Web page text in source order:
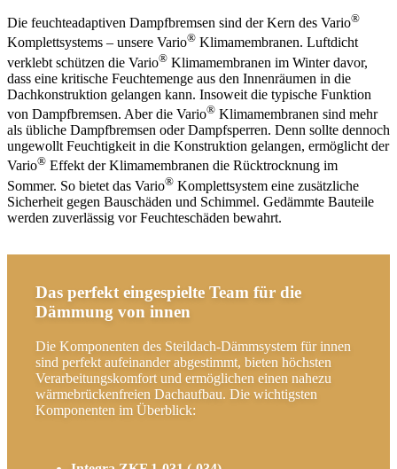
Die feuchteadaptiven Dampfbremsen sind der Kern des Vario®
Komplettsystems – unsere Vario® Klimamembranen. Luftdicht
verklebt schützen die Vario® Klimamembranen im Winter davor,
dass eine kritische Feuchtemenge aus den Innenräumen in die
Dachkonstruktion gelangen kann. Insoweit die typische Funktion
von Dampfbremsen. Aber die Vario® Klimamembranen sind mehr
als übliche Dampfbremsen oder Dampfsperren. Denn sollte dennoch
ungewollt Feuchtigkeit in die Konstruktion gelangen, ermöglicht der
Vario® Effekt der Klimamembranen die Rücktrocknung im
Sommer. So bietet das Vario® Komplettsystem eine zusätzliche
Sicherheit gegen Bauschäden und Schimmel. Gedämmte Bauteile
werden zuverlässig vor Feuchteschäden bewahrt.
Das perfekt eingespielte Team für die
Dämmung von innen
Die Komponenten des Steildach-Dämmsystem für innen
sind perfekt aufeinander abgestimmt, bieten höchsten
Verarbeitungskomfort und ermöglichen einen nahezu
wärmebrückenfreien Dachaufbau. Die wichtigsten
Komponenten im Überblick: